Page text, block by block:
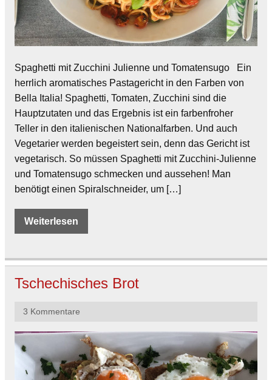
Spaghetti mit Zucchini Julienne und Tomatensugo Ein
herrlich aromatisches Pastagericht in den Farben von
Bella Italia! Spaghetti, Tomaten, Zucchini sind die
Hauptzutaten und das Ergebnis ist ein farbenfroher
Teller in den italienischen Nationalfarben. Und auch
Vegetarier werden begeistert sein, denn das Gericht ist
vegetarisch. So müssen Spaghetti mit Zucchini-Julienne
und Tomatensugo schmecken und aussehen! Man
benötigt einen Spiralschneider, um […]
Weiterlesen
Tschechisches Brot
3 Kommentare